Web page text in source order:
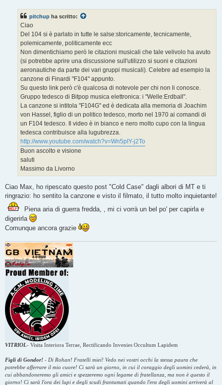
pitchup ha scritto:
Ciao
Del 104 si è parlato in tutte le salse:storicamente, tecnicamente,
polemicamente, politicamente ecc
Non dimentichiamo però le citazioni musicali che tale velivolo ha avuto
(si potrebbe aprire una discussione sull'utilizzo si suoni e citazioni
aeronautiche da parte dei vari gruppi musicali). Celebre ad esempio la
canzone di Finardi "F104" appunto.
Su questo link però c'è qualcosa di notevole per chi non li conosce.
Gruppo tedesco di Bitpop musica elettronica: i "Welle:Erdball".
La canzone si intitola "F104G" ed è dedicata alla memoria di Joachim
von Hassel, figlio di un politico tedesco, morto nel 1970 ai comandi di
un F104 tedesco. Il video è in bianco e nero molto cupo con la lingua
tedesca contribuisce alla lugubrezza.
http://www.youtube.com/watch?v=Wn5pIY-j2To
Buon ascolto e visione
saluti
Massimo da Livorno
Ciao Max, ho ripescato questo post "Cold Case" dagli albori di MT e ti
ringrazio: ho sentito la canzone e visto il filmato, il tutto molto inquietante!
Piena aria di guerra fredda, , mi ci vorrà un bel po' per capirla e
digerirla
Comunque ancora grazie
VITRIOL- Visita Interiora Terrae, Rectificando Invenies Occultum Lapidem
Figli di Gondor! - Di Rohan! Fratelli miei! Vedo nei vostri occhi la stessa paura che
potrebbe afferrare il mio cuore! Ci sarà un giorno, in cui il coraggio degli uomini cederà, in
cui abbandoneremo gli amici e spezzeremo ogni legame di fratellanza, ma non è questo il
giorno! Ci sarà l'ora dei lupi e degli scudi frantumati quando l'era degli uomini arriverà al